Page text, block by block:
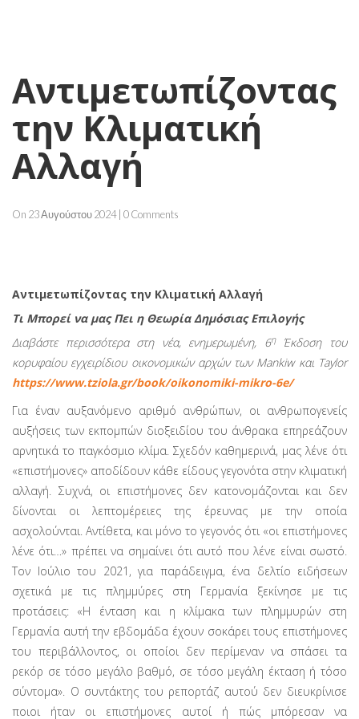
Αντιμετωπίζοντας
την Κλιματική
Αλλαγή
On 23 Αυγούστου 2024 | 0 Comments
Αντιμετωπίζοντας την Κλιματική Αλλαγή
Τι Μπορεί να μας Πει η Θεωρία Δημόσιας Επιλογής
Διαβάστε περισσότερα στη νέα, ενημερωμένη, 6ηΈκδοση του
κορυφαίου εγχειρίδιου οικονομικών αρχών των Mankiw και Taylor
https://www.tziola.gr/book/oikonomiki-mikro-6e/
Για έναν αυξανόμενο αριθμό ανθρώπων, οι ανθρωπογενείς
αυξήσεις των εκπομπών διοξειδίου του άνθρακα επηρεά­ζουν
αρνητικά το παγκόσμιο κλίμα. Σχεδόν καθημερινά, μας λένε ότι
«επιστήμονες» αποδίδουν κάθε είδους γεγονότα στην κλιματική
αλλαγή. Συχνά, οι επιστήμονες δεν κατονο­μάζονται και δεν
δίνονται οι λεπτομέρειες της έρευνας με την οποία
ασχολούνται. Αντίθετα, και μόνο το γεγονός ότι «οι επιστήμονες
λένε ότι…» πρέπει να σημαίνει ότι αυτό που λένε είναι σωστό.
Τον Ιούλιο του 2021, για παράδειγμα, ένα δελτίο ειδήσεων
σχετικά με τις πλημμύρες στη Γερμανία ξε­κίνησε με τις
προτάσεις: «Η ένταση και η κλίμακα των πλημ­μυρών στη
Γερμανία αυτή την εβδομάδα έχουν σοκάρει τους επιστήμονες
του περιβάλλοντος, οι οποίοι δεν περίμεναν να σπάσει τα
ρεκόρ σε τόσο μεγάλο βαθμό, σε τόσο μεγάλη έκταση ή τόσο
σύντομα». Ο συντάκτης του ρεπορτάζ αυτού δεν διευκρίνισε
ποιοι ήταν οι επιστήμονες αυτοί ή πώς μπό­ρεσαν να